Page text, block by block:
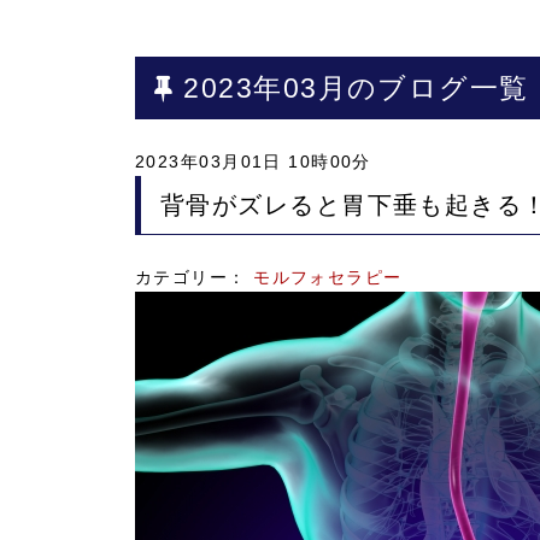
2023年03月のブログ一覧
2023年03月01日 10時00分
背骨がズレると胃下垂も起き
カテゴリー： モルフォセラピー